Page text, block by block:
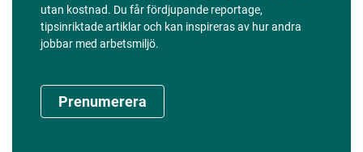
utan kostnad. Du får fördjupande reportage,
tipsinriktade artiklar och kan inspireras av hur andra
jobbar med arbetsmiljö.
Prenumerera